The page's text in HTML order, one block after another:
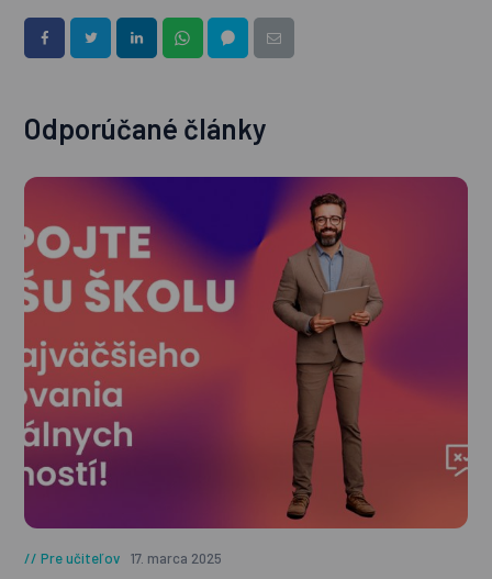
Odporúčané články
Pre učiteľov 17. marca 2025